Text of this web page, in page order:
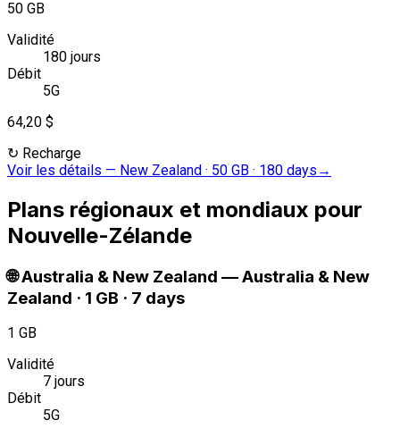
50 GB
Validité
180 jours
Débit
5G
64,20 $
↻ Recharge
Voir les détails — New Zealand · 50 GB · 180 days →
Plans régionaux et mondiaux pour
Nouvelle-Zélande
🌐Australia & New Zealand —Australia & New
Zealand · 1 GB · 7 days
1 GB
Validité
7 jours
Débit
5G